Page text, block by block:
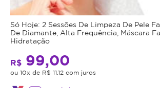
Só Hoje: 2 Sessões De Limpeza De Pele
De Diamante, Alta Frequência, Máscara
Hidratação
R$ 99,00
ou 10x de R$ 11,12 com juros